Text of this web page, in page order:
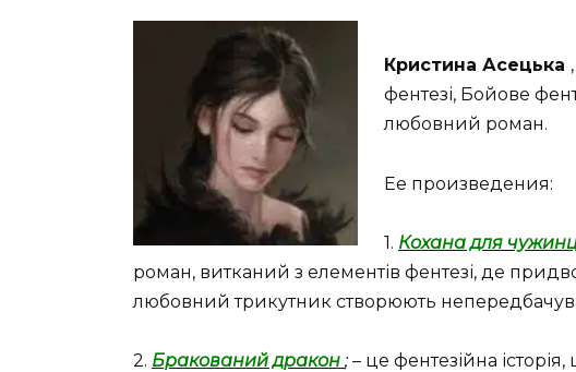
Кристина Асецька
фентезі, Бойове
любовний роман.
Ее произведения:
1. Кохана для
роман, витканий з елементів фентезі, де
любовний трикутник створюють
2. Бракований дракон ;– це фентезійна